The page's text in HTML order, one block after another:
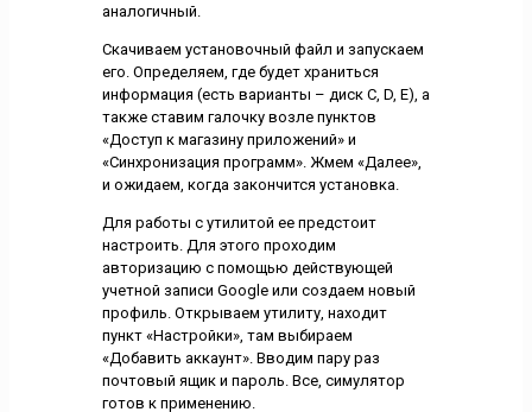
аналогичный.
Скачиваем установочный файл и запускаем
его. Определяем, где будет храниться
информация (есть варианты – диск C, D, E), а
также ставим галочку возле пунктов
«Доступ к магазину приложений» и
«Синхронизация программ». Жмем «Далее»,
и ожидаем, когда закончится установка.
Для работы с утилитой ее предстоит
настроить. Для этого проходим
авторизацию с помощью действующей
учетной записи Google или создаем новый
профиль. Открываем утилиту, находит
пункт «Настройки», там выбираем
«Добавить аккаунт». Вводим пару раз
почтовый ящик и пароль. Все, симулятор
готов к применению.